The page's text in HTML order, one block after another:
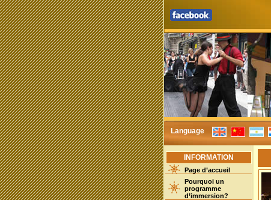
Language
INFORMATION
Page d’accueil
Pourquoi un
programme
d’immersion?